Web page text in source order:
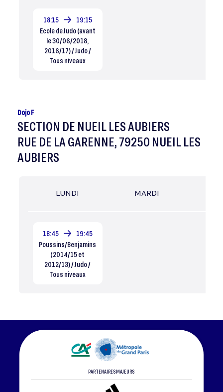
18:15
19:15
Ecole de Judo (avant
le 30/06/2018,
2016/17) / Judo /
Tous niveaux
Dojo F
SECTION DE NUEIL LES AUBIERS
RUE DE LA GARENNE, 79250 NUEIL LES
AUBIERS
LUNDI
18:45
19:45
Poussins/Benjamins
(2014/15 et
2012/13) / Judo /
Tous niveaux
MARDI
PARTENAIRES MAJEURS